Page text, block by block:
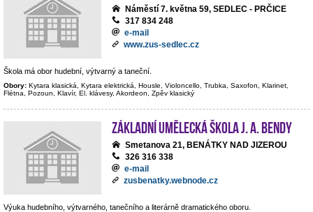
Náměstí 7. května 59, SEDLEC - PRČICE
317 834 248
e-mail
www.zus-sedlec.cz
Škola má obor hudební, výtvarný a taneční.
Obory: Kytara klasická, Kytara elektrická, Housle, Violoncello, Trubka, Saxofon, Klarinet,
Flétna, Pozoun, Klavír, El. klávesy, Akordeon, Zpěv klasický
Základní umělecká škola J. A. Bendy
Smetanova 21, BENÁTKY NAD JIZEROU
326 316 338
e-mail
zusbenatky.webnode.cz
Výuka hudebního, výtvarného, tanečního a literárně dramatického oboru.